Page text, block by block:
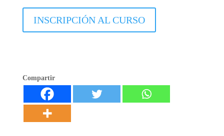
INSCRIPCIÓN AL CURSO
Compartir